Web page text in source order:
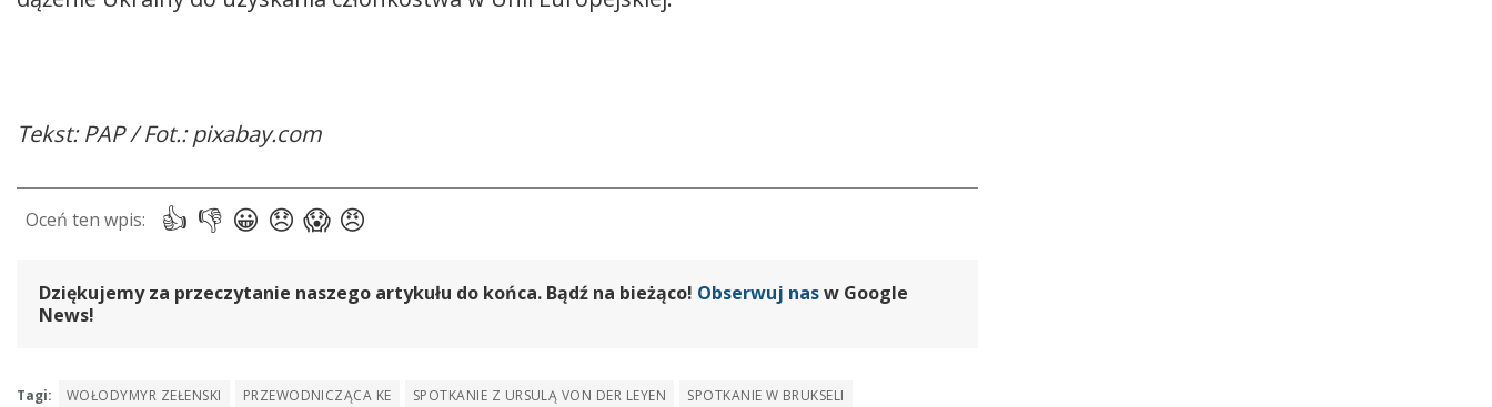
Tekst: PAP / Fot.: pixabay.com
Dziękujemy za przeczytanie naszego artykułu do końca. Bądź na bieżąco! Obserwuj nasw Google
News!
Tagi: WOŁODYMYR ZEŁENSKI PRZEWODNICZĄCA KE SPOTKANIE Z URSULĄ VON DER LEYEN
SPOTKANIE W BRUKSELI